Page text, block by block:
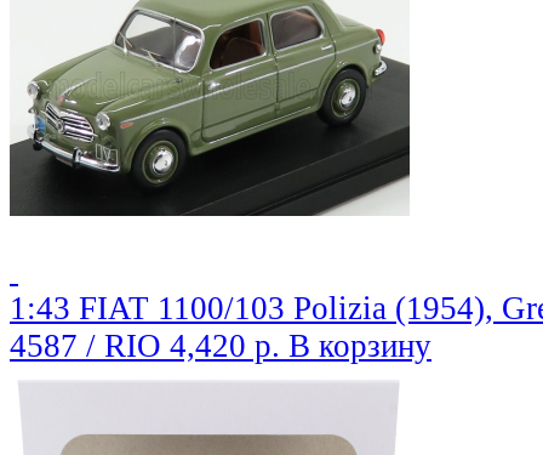
1:43 FIAT 1100/103 Polizia (1954),
4587 / RIO 4,420 р. В корзину